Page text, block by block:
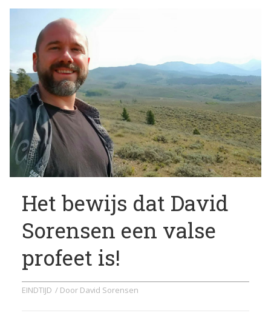
Het bewijs dat David
Sorensen een valse
profeet is!
EINDTIJD / Door David Sorensen